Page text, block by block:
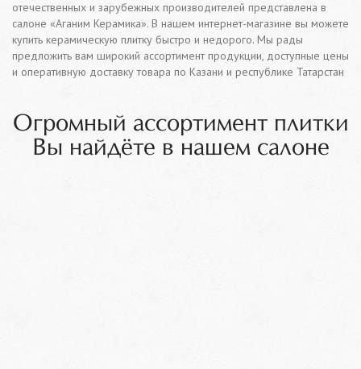
отечественных и зарубежных производителей представлена в
салоне «Аганим Керамика». В нашем интернет-магазине вы можете
купить керамическую плитку быстро и недорого. Мы рады
предложить вам широкий ассортимент продукции, доступные цены
и оперативную доставку товара по Казани и республике Татарстан
Огромный ассортимент плитки
Вы найдёте в нашем салоне